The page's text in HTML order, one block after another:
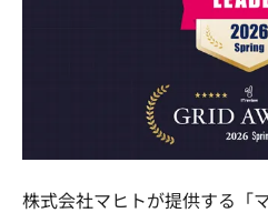
株式会社マヒトが提供する「